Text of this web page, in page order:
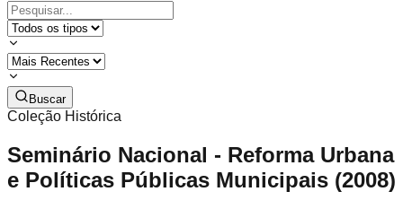
Buscar
Coleção Histórica
Seminário Nacional - Reforma Urbana
e Políticas Públicas Municipais (2008)